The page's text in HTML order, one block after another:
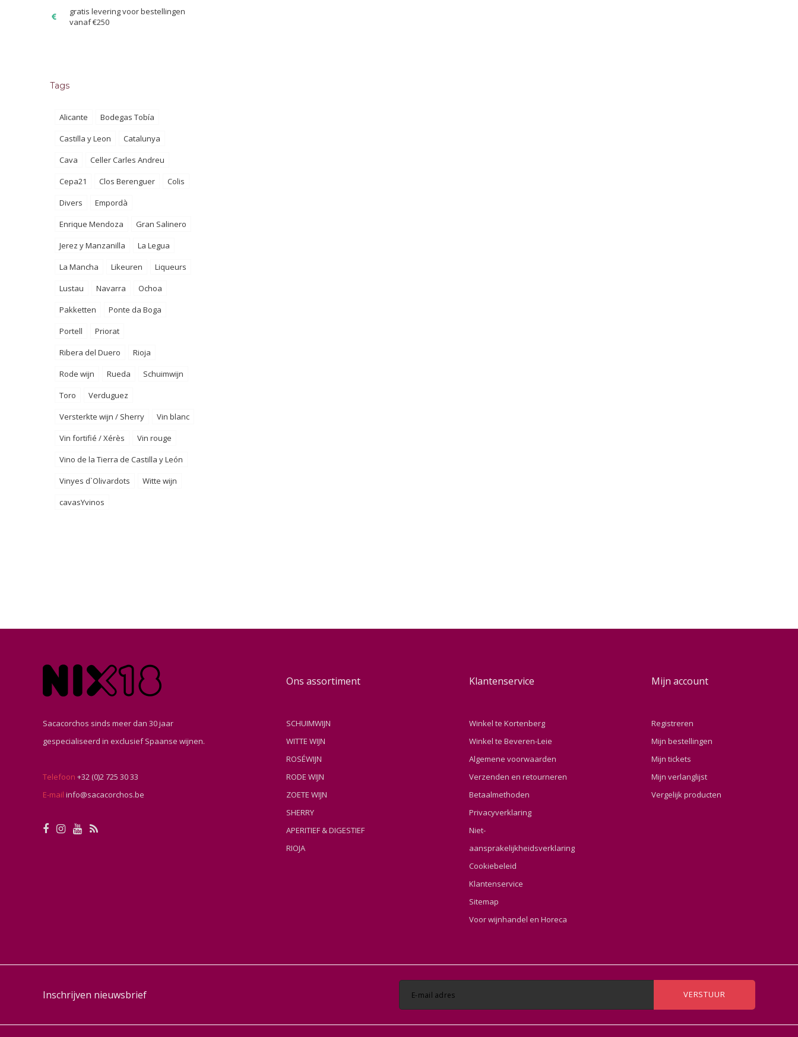
gratis levering voor bestellingen
vanaf €250
Tags
Alicante
Bodegas Tobía
Castilla y Leon
Catalunya
Cava
Celler Carles Andreu
Cepa21
Clos Berenguer
Colis
Divers
Empordà
Enrique Mendoza
Gran Salinero
Jerez y Manzanilla
La Legua
La Mancha
Likeuren
Liqueurs
Lustau
Navarra
Ochoa
Pakketten
Ponte da Boga
Portell
Priorat
Ribera del Duero
Rioja
Rode wijn
Rueda
Schuimwijn
Toro
Verduguez
Versterkte wijn / Sherry
Vin blanc
Vin fortifié / Xérès
Vin rouge
Vino de la Tierra de Castilla y León
Vinyes d`Olivardots
Witte wijn
cavasYvinos
Sacacorchos sinds meer dan 30 jaar
gespecialiseerd in exclusief Spaanse wijnen.
Telefoon +32 (0)2 725 30 33
E-mail info@sacacorchos.be
Ons assortiment
SCHUIMWIJN
WITTE WIJN
ROSÉWIJN
RODE WIJN
ZOETE WIJN
SHERRY
APERITIEF & DIGESTIEF
RIOJA
Klantenservice
Winkel te Kortenberg
Winkel te Beveren-Leie
Algemene voorwaarden
Verzenden en retourneren
Betaalmethoden
Privacyverklaring
Niet-
aansprakelijkheidsverklaring
Cookiebeleid
Klantenservice
Sitemap
Voor wijnhandel en Horeca
Mijn account
Registreren
Mijn bestellingen
Mijn tickets
Mijn verlanglijst
Vergelijk producten
Inschrijven nieuwsbrief VERSTUUR